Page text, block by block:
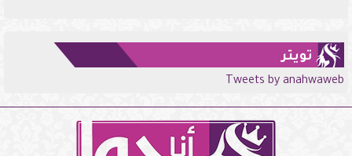
تويتر
Tweets by anahwaweb